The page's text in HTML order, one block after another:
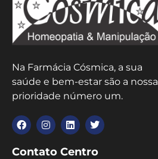
Na Farmácia Cósmica, a sua
saúde e bem-estar são a nossa
prioridade número um.
Contato Centro